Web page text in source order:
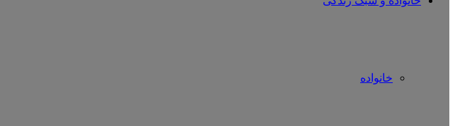
خانواده